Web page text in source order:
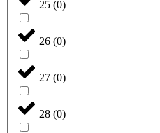
25 (0)
26 (0)
27 (0)
28 (0)